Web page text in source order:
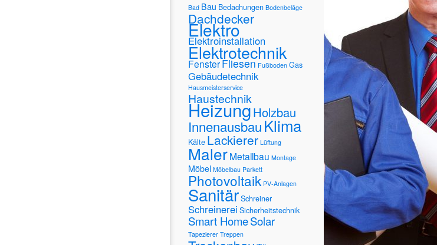
Bad Bau Bedachungen Bodenbeläge
Dachdecker
Elektro
Elektroinstallation
Elektrotechnik
FensterFliesen Fußboden Gas
Gebäudetechnik
Hausmeisterservice
Haustechnik
HeizungHolzbau
InnenausbauKlima
Kälte Lackierer Lüftung
MalerMetallbau Montage
Möbel Möbelbau Parkett
Photovoltaik PV-Anlagen
SanitärSchreiner
Schreinerei Sicherheitstechnik
Smart HomeSolar
Tapezierer Treppen